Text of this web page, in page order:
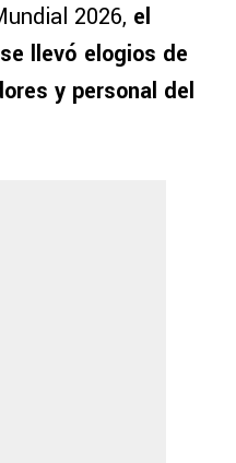
2026, el
llevó elogios de
y personal del